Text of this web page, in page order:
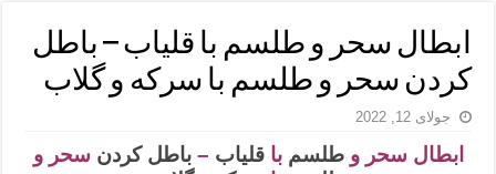
معجزات دعای یا من اظهر الجمیل – دعای یا من اظهر الجمیل برای
مهم ترین اذکار الهی و فضیلت آن ها – ذکر مخصوص مستجاب الدعوه
دعا برای ترس بچه ها در خواب – دعای ترس و بی خوابی کودکان
نماز حاجت برای کار گشایی- دعای رفع مشکلات و طلب حاجت
ابطال سحر و طلسم با قلیاب – باطل
کردن سحر و طلسم با سرکه و گلاب
جولای 12, 2022
ابطال سحر وطلسم باقلیاب –باطل کردن سحر و